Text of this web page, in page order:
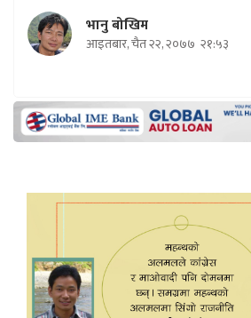
भानु बोखिम
आइतबार, चैत २२, २०७७ २१:५३